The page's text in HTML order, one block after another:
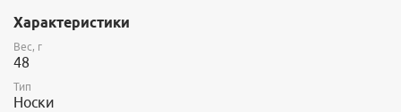
Данная модель идет как 2 сорт - отсюда сниженная цена по
отношению к "обычным". 2 сорт подразумевает небольшой
сбой рисунка при вязке и наличие небольших зацепок
(визуально обнаруживаются при внимательном осмотре).
Характеристики
Вес, г
48
Тип
Носки